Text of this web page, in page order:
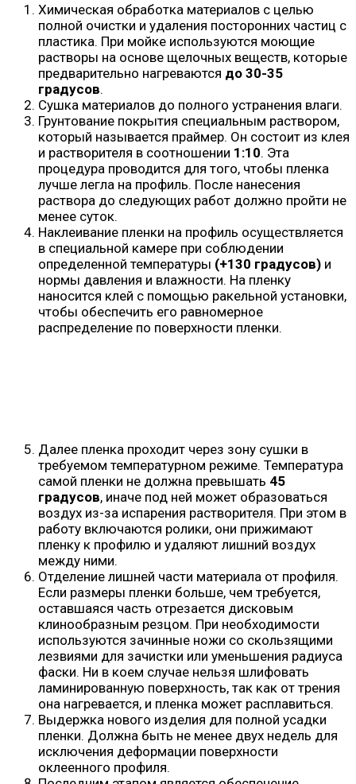
Химическая обработка материалов с целью
полной очистки и удаления посторонних частиц с
пластика. При мойке используются моющие
растворы на основе щелочных веществ, которые
предварительно нагреваются до 30-35
градусов.
Сушка материалов до полного устранения влаги.
Грунтование покрытия специальным раствором,
который называется праймер. Он состоит из клея
и растворителя в соотношении 1:10. Эта
процедура проводится для того, чтобы пленка
лучше легла на профиль. После нанесения
раствора до следующих работ должно пройти не
менее суток.
Наклеивание пленки на профиль осуществляется
в специальной камере при соблюдении
определенной температуры (+130 градусов) и
нормы давления и влажности. На пленку
наносится клей с помощью ракельной установки,
чтобы обеспечить его равномерное
распределение по поверхности пленки.
Далее пленка проходит через зону сушки в
требуемом температурном режиме. Температура
самой пленки не должна превышать 45
градусов, иначе под ней может образоваться
воздух из-за испарения растворителя. При этом в
работу включаются ролики, они прижимают
пленку к профилю и удаляют лишний воздух
между ними.
Отделение лишней части материала от профиля.
Если размеры пленки больше, чем требуется,
оставшаяся часть отрезается дисковым
клинообразным резцом. При необходимости
используются зачинные ножи со скользящими
лезвиями для зачистки или уменьшения радиуса
фаски. Ни в коем случае нельзя шлифовать
ламинированную поверхность, так как от трения
она нагревается, и пленка может расплавиться.
Выдержка нового изделия для полной усадки
пленки. Должна быть не менее двух недель для
исключения деформации поверхности
оклеенного профиля.